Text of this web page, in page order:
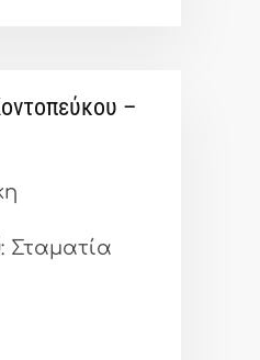
–
: Σταματία